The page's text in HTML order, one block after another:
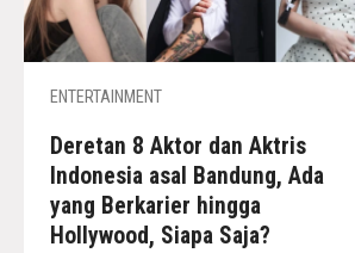
ENTERTAINMENT
Deretan 8 Aktor dan Aktris
Indonesia asal Bandung, Ada
yang Berkarier hingga
Hollywood, Siapa Saja?